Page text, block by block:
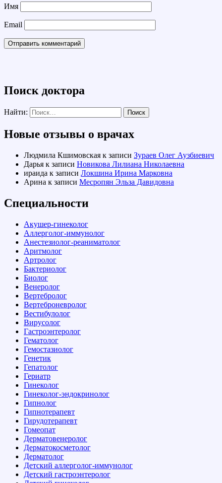
Имя
Email
Поиск доктора
Найти:
Новые отзывы о врачах
Людмила Кшимовская к записи Зураев Олег Аузбиевич
Дарья к записи Новикова Лилиана Николаевна
ираида к записи Локшина Ирина Марковна
Арина к записи Месропян Эльза Давидовна
Специальности
Акушер-гинеколог
Аллерголог-иммунолог
Анестезиолог-реаниматолог
Аритмолог
Артролог
Бактериолог
Биолог
Венеролог
Вертебролог
Вертеброневролог
Вестибулолог
Вирусолог
Гастроэнтеролог
Гематолог
Гемостазиолог
Генетик
Гепатолог
Гериатр
Гинеколог
Гинеколог-эндокринолог
Гипнолог
Гипнотерапевт
Гирудотерапевт
Гомеопат
Дерматовенеролог
Дерматокосметолог
Дерматолог
Детский аллерголог-иммунолог
Детский гастроэнтеролог